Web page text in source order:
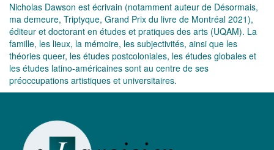
Nicholas Dawson est écrivain (notamment auteur de Désormais,
ma demeure, Triptyque, Grand Prix du livre de Montréal 2021),
éditeur et doctorant en études et pratiques des arts (UQAM). La
famille, les lieux, la mémoire, les subjectivités, ainsi que les
théories queer, les études postcoloniales, les études globales et
les études latino-américaines sont au centre de ses
préoccupations artistiques et universitaires.